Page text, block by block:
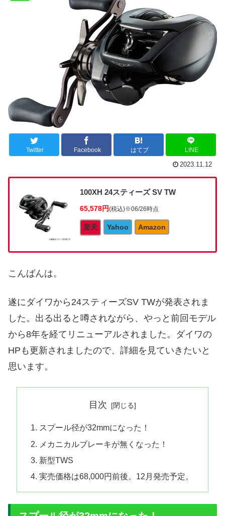
Twitter Facebook はてブ LINE
2023.11.12
100XH 24スティーズ SV TW
65,578円(税込)※06/26時点
楽天 Yahoo Amazon
こんばんは。
遂にダイワから24スティーズSV TWが発表されま
した。出る出ると噂されながら、やっと前回モデル
から8年を経てリニューアルされました。ダイワの
HPも更新されましたので、詳細を見ていきたいと
思います。
目次
スプール径が32mmになった！
メカニカルブレーキが無くなった！
新型TWS
実売価格は68,000円前後。12月発売予定。